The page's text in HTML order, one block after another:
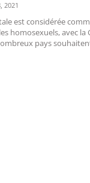
2021
est considérée
homosexuels, avec
pays